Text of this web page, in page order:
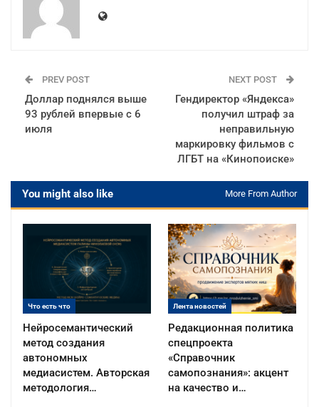
PREV POST
Доллар поднялся выше
93 рублей впервые с 6
июля
NEXT POST
Гендиректор «Яндекса»
получил штраф за
неправильную
маркировку фильмов с
ЛГБТ на «Кинопоиске»
You might also like More From Author
Что есть что
Нейросемантический
метод создания
автономных
медиасистем. Авторская
методология…
Лента новостей
Редакционная политика
спецпроекта
«Справочник
самопознания»: акцент
на качество и…